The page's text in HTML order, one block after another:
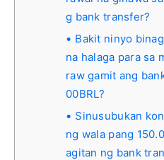
g bank transfer?
Bakit ninyo
na halaga para sa
raw gamit ang
00BRL?
Sinusubukan
ng wala pang
agitan ng bank